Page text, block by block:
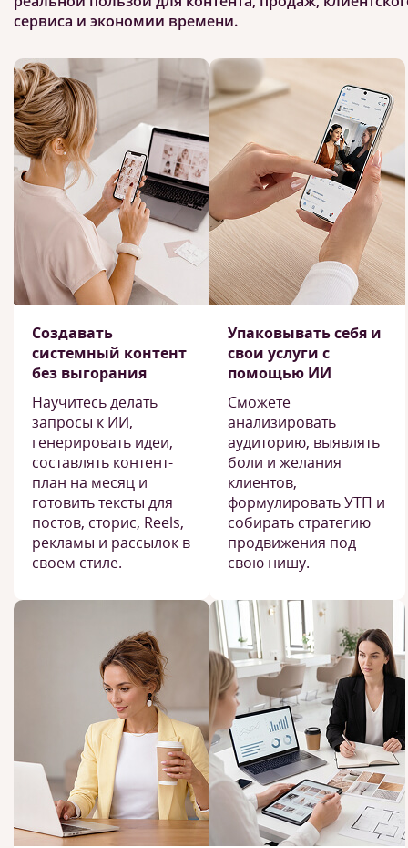
сервиса и экономии времени.
Создавать
системный контент
без выгорания
Научитесь делать
запросы к ИИ,
генерировать идеи,
составлять контент-
план на месяц и
готовить тексты для
постов, сторис, Reels,
рекламы и рассылок в
своем стиле.
Упаковывать себя и
свои услуги с
помощью ИИ
Сможете
анализировать
аудиторию, выявлять
боли и желания
клиентов,
формулировать УТП и
собирать стратегию
продвижения под
свою нишу.